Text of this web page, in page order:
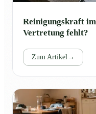
Reinigungskraft
Vertretung fehlt?
Zum Artikel→